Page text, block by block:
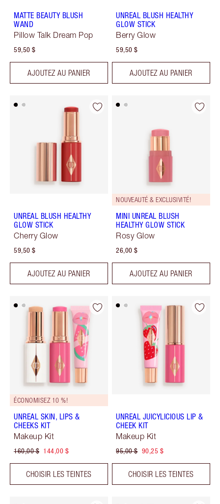
MATTE BEAUTY BLUSH
WAND
Pillow Talk Dream Pop
59,50 $
AJOUTEZ AU PANIER
UNREAL BLUSH HEALTHY
GLOW STICK
Berry Glow
59,50 $
AJOUTEZ AU PANIER
UNREAL BLUSH HEALTHY
GLOW STICK
Cherry Glow
59,50 $
AJOUTEZ AU PANIER
NOUVEAUTÉ & EXCLUSIVITÉ!
MINI UNREAL BLUSH
HEALTHY GLOW STICK
Rosy Glow
26,00 $
AJOUTEZ AU PANIER
ÉCONOMISEZ 10 %!
UNREAL SKIN, LIPS &
CHEEKS KIT
Makeup Kit
160,00 $ 144,00 $
CHOISIR LES TEINTES
UNREAL JUICYLICIOUS LIP &
CHEEK KIT
Makeup Kit
95,00 $ 90,25 $
CHOISIR LES TEINTES